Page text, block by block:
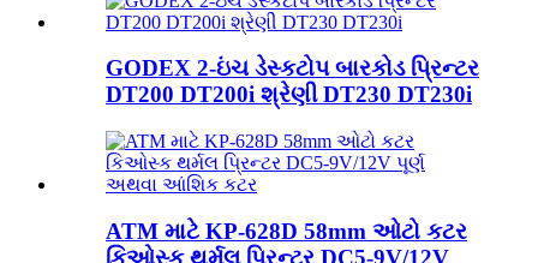
GODEX 2-ઇંચ ડેસ્કટોપ બારકોડ પ્રિન્ટર
DT200 DT200i શ્રેણી DT230 DT230i
ATM માટે KP-628D 58mm ઓટો કટર
કિઓસ્ક થર્મલ પ્રિન્ટર DC5-9V/12V